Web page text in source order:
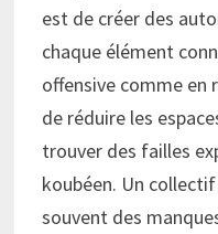
est de créer des
chaque élément
offensive comme en
de réduire les
trouver des failles
koubéen. Un
souvent des